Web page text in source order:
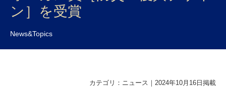
学生生活
研究・産学官連携
ン］を受賞
News&Topics
カテゴリ：ニュース｜2024年10月16日掲載